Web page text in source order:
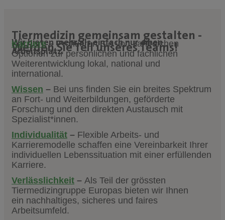
Tiermedizin gemeinsam gestalten -
Werden Sie Teil unseres Teams!
Wir bieten mehr als einfach nur einen
Arbeitsplatz.
Karriere– Profitieren Sie von zahlreichen
Optionen zur persönlichen und fachlichen
Weiterentwicklung lokal, national und
international.
Wissen – Bei uns finden Sie ein breites Spektrum
an Fort- und Weiterbildungen, geförderte
Forschung und den direkten Austausch mit
Spezialist*innen.
Individualität – Flexible Arbeits- und
Karrieremodelle schaffen eine Vereinbarkeit Ihrer
individuellen Lebenssituation mit einer erfüllenden
Karriere.
Verlässlichkeit – Als Teil der grössten
Tiermedizingruppe Europas bieten wir Ihnen
ein nachhaltiges, sicheres und faires
Arbeitsumfeld.